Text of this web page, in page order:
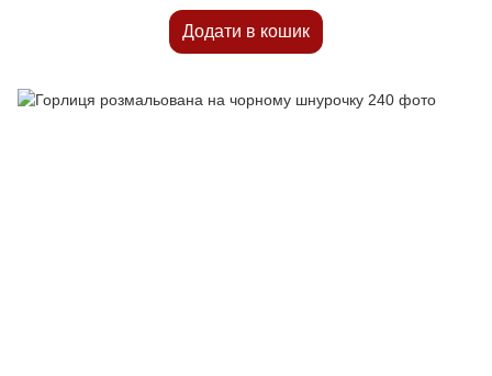
Додати в кошик